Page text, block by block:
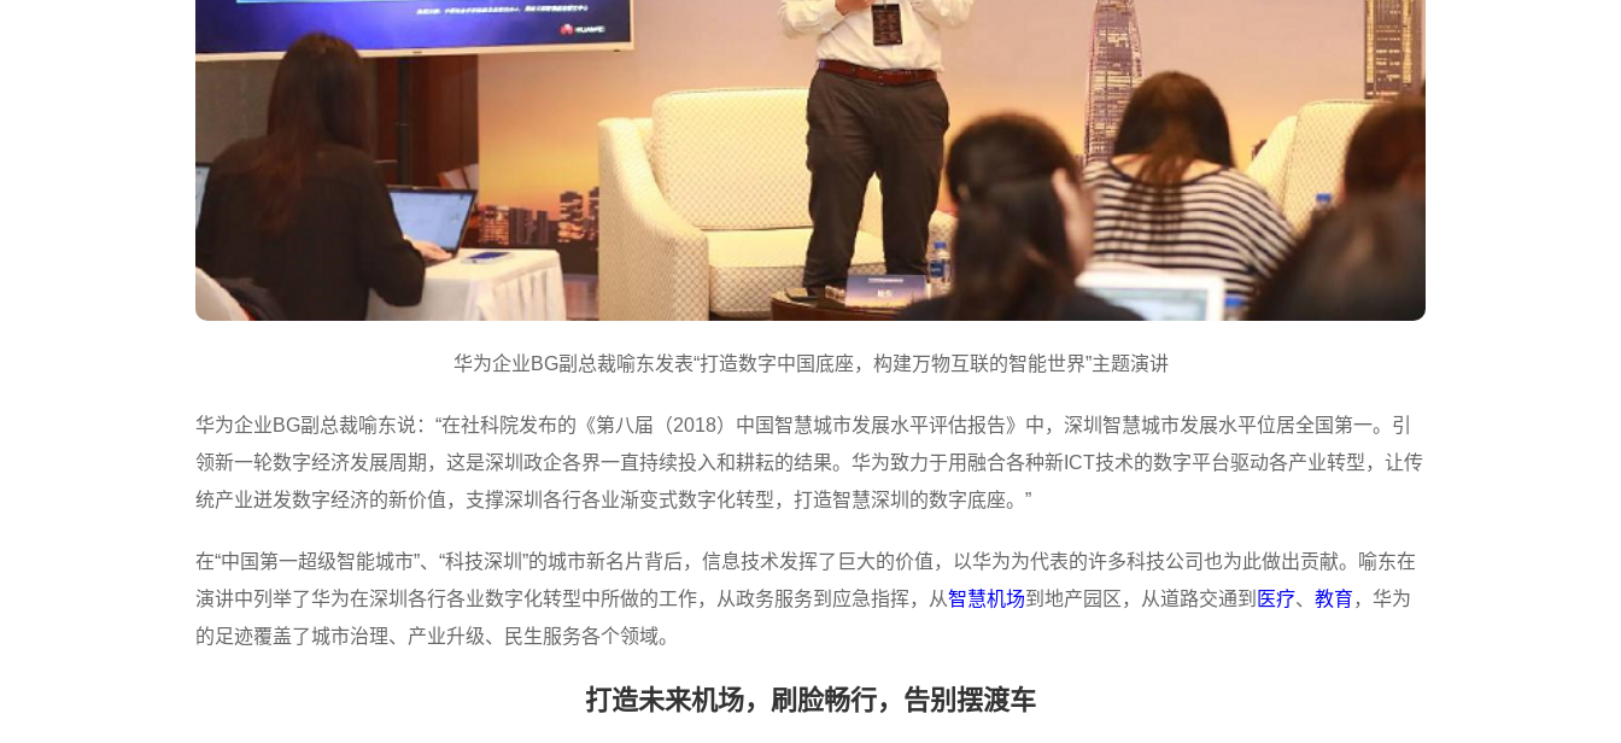
华为企业BG副总裁喻东发表“打造数字中国底座，构建万物互联的智能世界”主题演讲
华为企业BG副总裁喻东说：“在社科院发布的《第八届（2018）中国智慧城市发展水平评估报告》中，深圳智慧城市发展水平位居全国第一。引
领新一轮数字经济发展周期，这是深圳政企各界一直持续投入和耕耘的结果。华为致力于用融合各种新ICT技术的数字平台驱动各产业转型，让传
统产业迸发数字经济的新价值，支撑深圳各行各业渐变式数字化转型，打造智慧深圳的数字底座。”
在“中国第一超级智能城市”、“科技深圳”的城市新名片背后，信息技术发挥了巨大的价值，以华为为代表的许多科技公司也为此做出贡献。喻东在
演讲中列举了华为在深圳各行各业数字化转型中所做的工作，从政务服务到应急指挥，从智慧机场到地产园区，从道路交通到 医疗、 教育 ，华为
的足迹覆盖了城市治理、产业升级、民生服务各个领域。
打造未来机场，刷脸畅行，告别摆渡车